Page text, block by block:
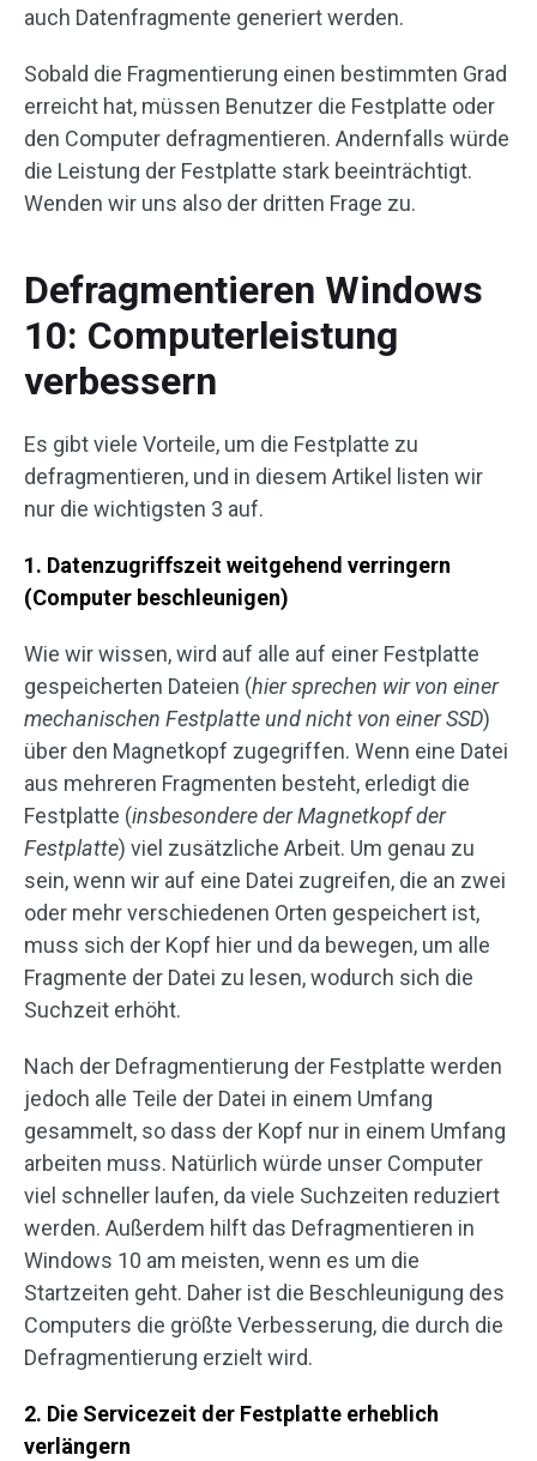
auch Datenfragmente generiert werden.
Sobald die Fragmentierung einen bestimmten Grad
erreicht hat, müssen Benutzer die Festplatte oder
den Computer defragmentieren. Andernfalls würde
die Leistung der Festplatte stark beeinträchtigt.
Wenden wir uns also der dritten Frage zu.
Defragmentieren Windows
10: Computerleistung
verbessern
Es gibt viele Vorteile, um die Festplatte zu
defragmentieren, und in diesem Artikel listen wir
nur die wichtigsten 3 auf.
1. Datenzugriffszeit weitgehend verringern
(Computer beschleunigen)
Wie wir wissen, wird auf alle auf einer Festplatte
gespeicherten Dateien (hier sprechen wir von einer
mechanischen Festplatte und nicht von einer SSD)
über den Magnetkopf zugegriffen. Wenn eine Datei
aus mehreren Fragmenten besteht, erledigt die
Festplatte (insbesondere der Magnetkopf der
Festplatte) viel zusätzliche Arbeit. Um genau zu
sein, wenn wir auf eine Datei zugreifen, die an zwei
oder mehr verschiedenen Orten gespeichert ist,
muss sich der Kopf hier und da bewegen, um alle
Fragmente der Datei zu lesen, wodurch sich die
Suchzeit erhöht.
Nach der Defragmentierung der Festplatte werden
jedoch alle Teile der Datei in einem Umfang
gesammelt, so dass der Kopf nur in einem Umfang
arbeiten muss. Natürlich würde unser Computer
viel schneller laufen, da viele Suchzeiten reduziert
werden. Außerdem hilft das Defragmentieren in
Windows 10 am meisten, wenn es um die
Startzeiten geht. Daher ist die Beschleunigung des
Computers die größte Verbesserung, die durch die
Defragmentierung erzielt wird.
2. Die Servicezeit der Festplatte erheblich
verlängern